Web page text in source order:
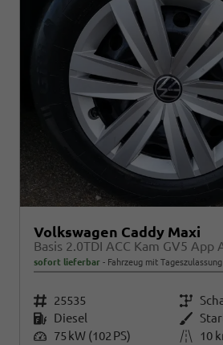
Volkswagen Caddy Maxi
Basis 2.0TDI ACC Kam GV5 App
sofort lieferbar Fahrzeug mit Tageszulassung
Fahrzeugnr. 25535 Getriebe
Kraftstoff Diesel Außenfarbe
Leistung 75 kW (102 PS) Kilometerstand
10